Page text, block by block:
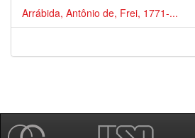
Arrábida, Antônio de, Frei, 1771-...